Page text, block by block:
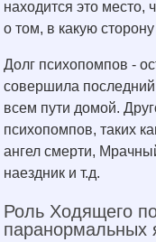
находится это место,
о том, в какую
Долг психопомпов -
совершила
всем пути домой.
психопомпов, таких
ангел смерти,
наездник и т.д.
Роль Ходящего
паранормальных